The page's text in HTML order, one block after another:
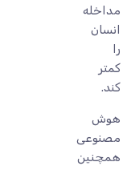
مداخله
انسان
را
کمتر
کند.
هوش
مصنوعی
همچنین